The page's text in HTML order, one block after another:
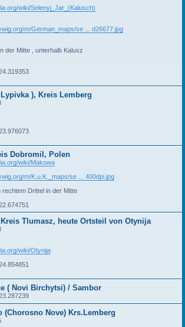
wiki/Selenyj_Jar_(Kalusch)
m/German_maps/se ... d26677.jpg
der Mitte , unterhalb Kalusz
), Kreis Lemberg
Dobromil, Polen
wiki/Makowa
m/K.u.K._maps/se ... 400dpi.jpg
rechtem Drittel in der Mitte
Tlumasz, heute Ortsteil von Otynija
wiki/Otynija
( Novi Birchytsi) / Sambor
(Chorosno Nove) Krs.Lemberg